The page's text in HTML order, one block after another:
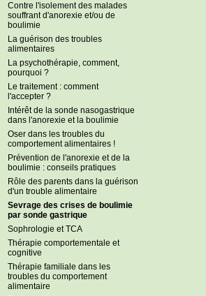
Contre l'isolement des malades
souffrant d'anorexie et/ou de
boulimie
La guérison des troubles
alimentaires
La psychothérapie, comment,
pourquoi ?
Le traitement : comment
l'accepter ?
Intérêt de la sonde nasogastrique
dans l'anorexie et la boulimie
Oser dans les troubles du
comportement alimentaires !
Prévention de l'anorexie et de la
boulimie : conseils pratiques
Rôle des parents dans la guérison
d'un trouble alimentaire
Sevrage des crises de boulimie
par sonde gastrique
Sophrologie et TCA
Thérapie comportementale et
cognitive
Thérapie familiale dans les
troubles du comportement
alimentaire